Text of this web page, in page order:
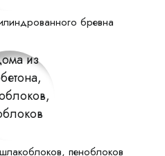
бревна
пеноблоков